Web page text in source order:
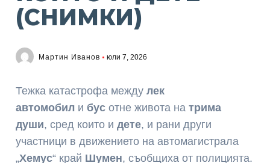
(СНИМКИ)
Мартин Иванов юли 7, 2026
Тежка катастрофа междулек
автомобил и бусотне живота натрима
души, сред които идете, и рани други
участници в движението на автомагистрала
„Хемус“ край Шумен, съобщиха от полицията.